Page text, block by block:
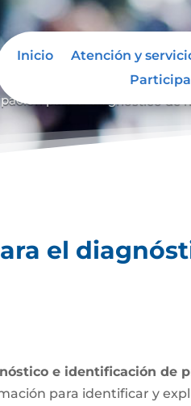
Inicio Atención y
Participa
para el diagnóstico de
el
e identificación de
para identificar y